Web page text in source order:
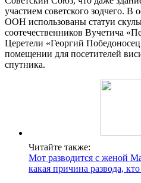
участием советского зодчего.
ООН использованы статуи
соотечественников Вучетича
Церетели «Георгий
помещении для посетителей
спутника.
Читайте также:
Мот разводится с женой
какая причина развода,